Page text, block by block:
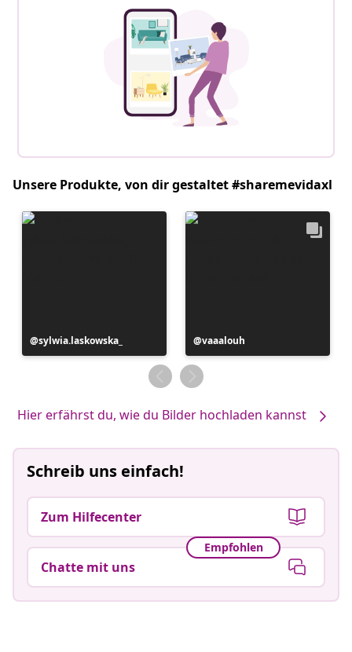
Unsere Produkte, von dir gestaltet #sharemevidaxl
Beitrag
veröffentlicht
sylwia.laskowska_
Beitrag
veröffentlicht
von
vaaalouh
Hier erfährst du, wie du Bilder hochladen kannst
Schreib uns einfach!
Zum Hilfecenter
Empfohlen
Chatte mit uns